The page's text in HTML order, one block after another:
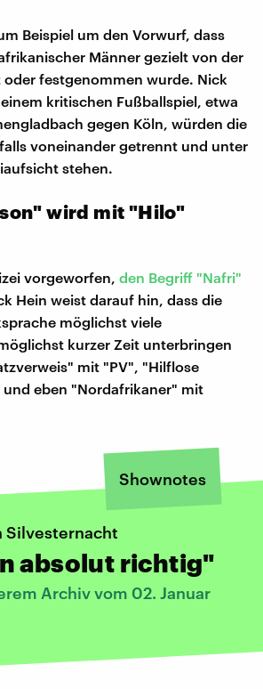
Beispiel um den Vorwurf, dass
Männer gezielt von der
festgenommen wurde. Nick
kritischen Fußballspiel, etwa
gegen Köln, würden die
voneinander getrennt und unter
stehen.
wird mit "Hilo"
vorgeworfen, den Begriff "Nafri"
Hein weist darauf hin, dass die
möglichst viele
kurzer Zeit unterbringen
mit "PV", "Hilflose
eben "Nordafrikaner" mit
Shownotes
Silvesternacht
absolut richtig"
Archiv vom 02. Januar